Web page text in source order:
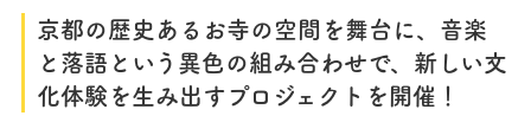
京都の歴史あるお寺の空間を舞台に、音楽
と落語という異色の組み合わせで、新しい文
化体験を生み出すプロジェクトを開催！